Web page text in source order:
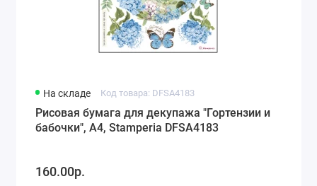
Рисовая бумага Love2Art, Kalit (Италия) (66)
Рисовая бумага Cadence (55)
перфорированная бумага (53)
На складе Код товара: DFSA4183
Рисовая бумага для декупажа "Гортензии и
бабочки", А4, Stamperia DFSA4183
160.00р.